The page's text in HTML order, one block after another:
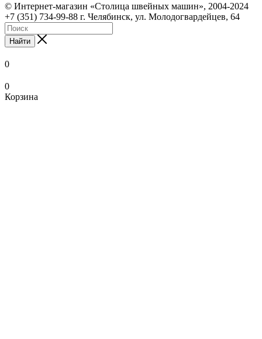
© Интернет-магазин «Столица швейных машин», 2004-2024
+7 (351) 734-99-88 г. Челябинск, ул. Молодогвардейцев, 64
Найти
0
0
Корзина